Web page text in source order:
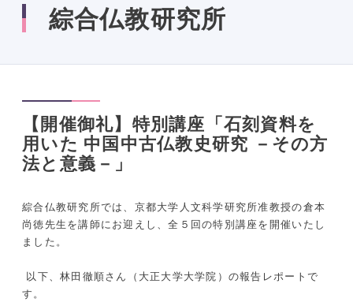
綜合仏教研究所
【開催御礼】特別講座「石刻資料を
用いた 中国中古仏教史研究 －その方
法と意義－」
綜合仏教研究所では、京都大学人文科学研究所准教授の倉本
尚徳先生を講師にお迎えし、全５回の特別講座を開催いたし
ました。
以下、林田徹順さん（大正大学大学院）の報告レポートで
す。